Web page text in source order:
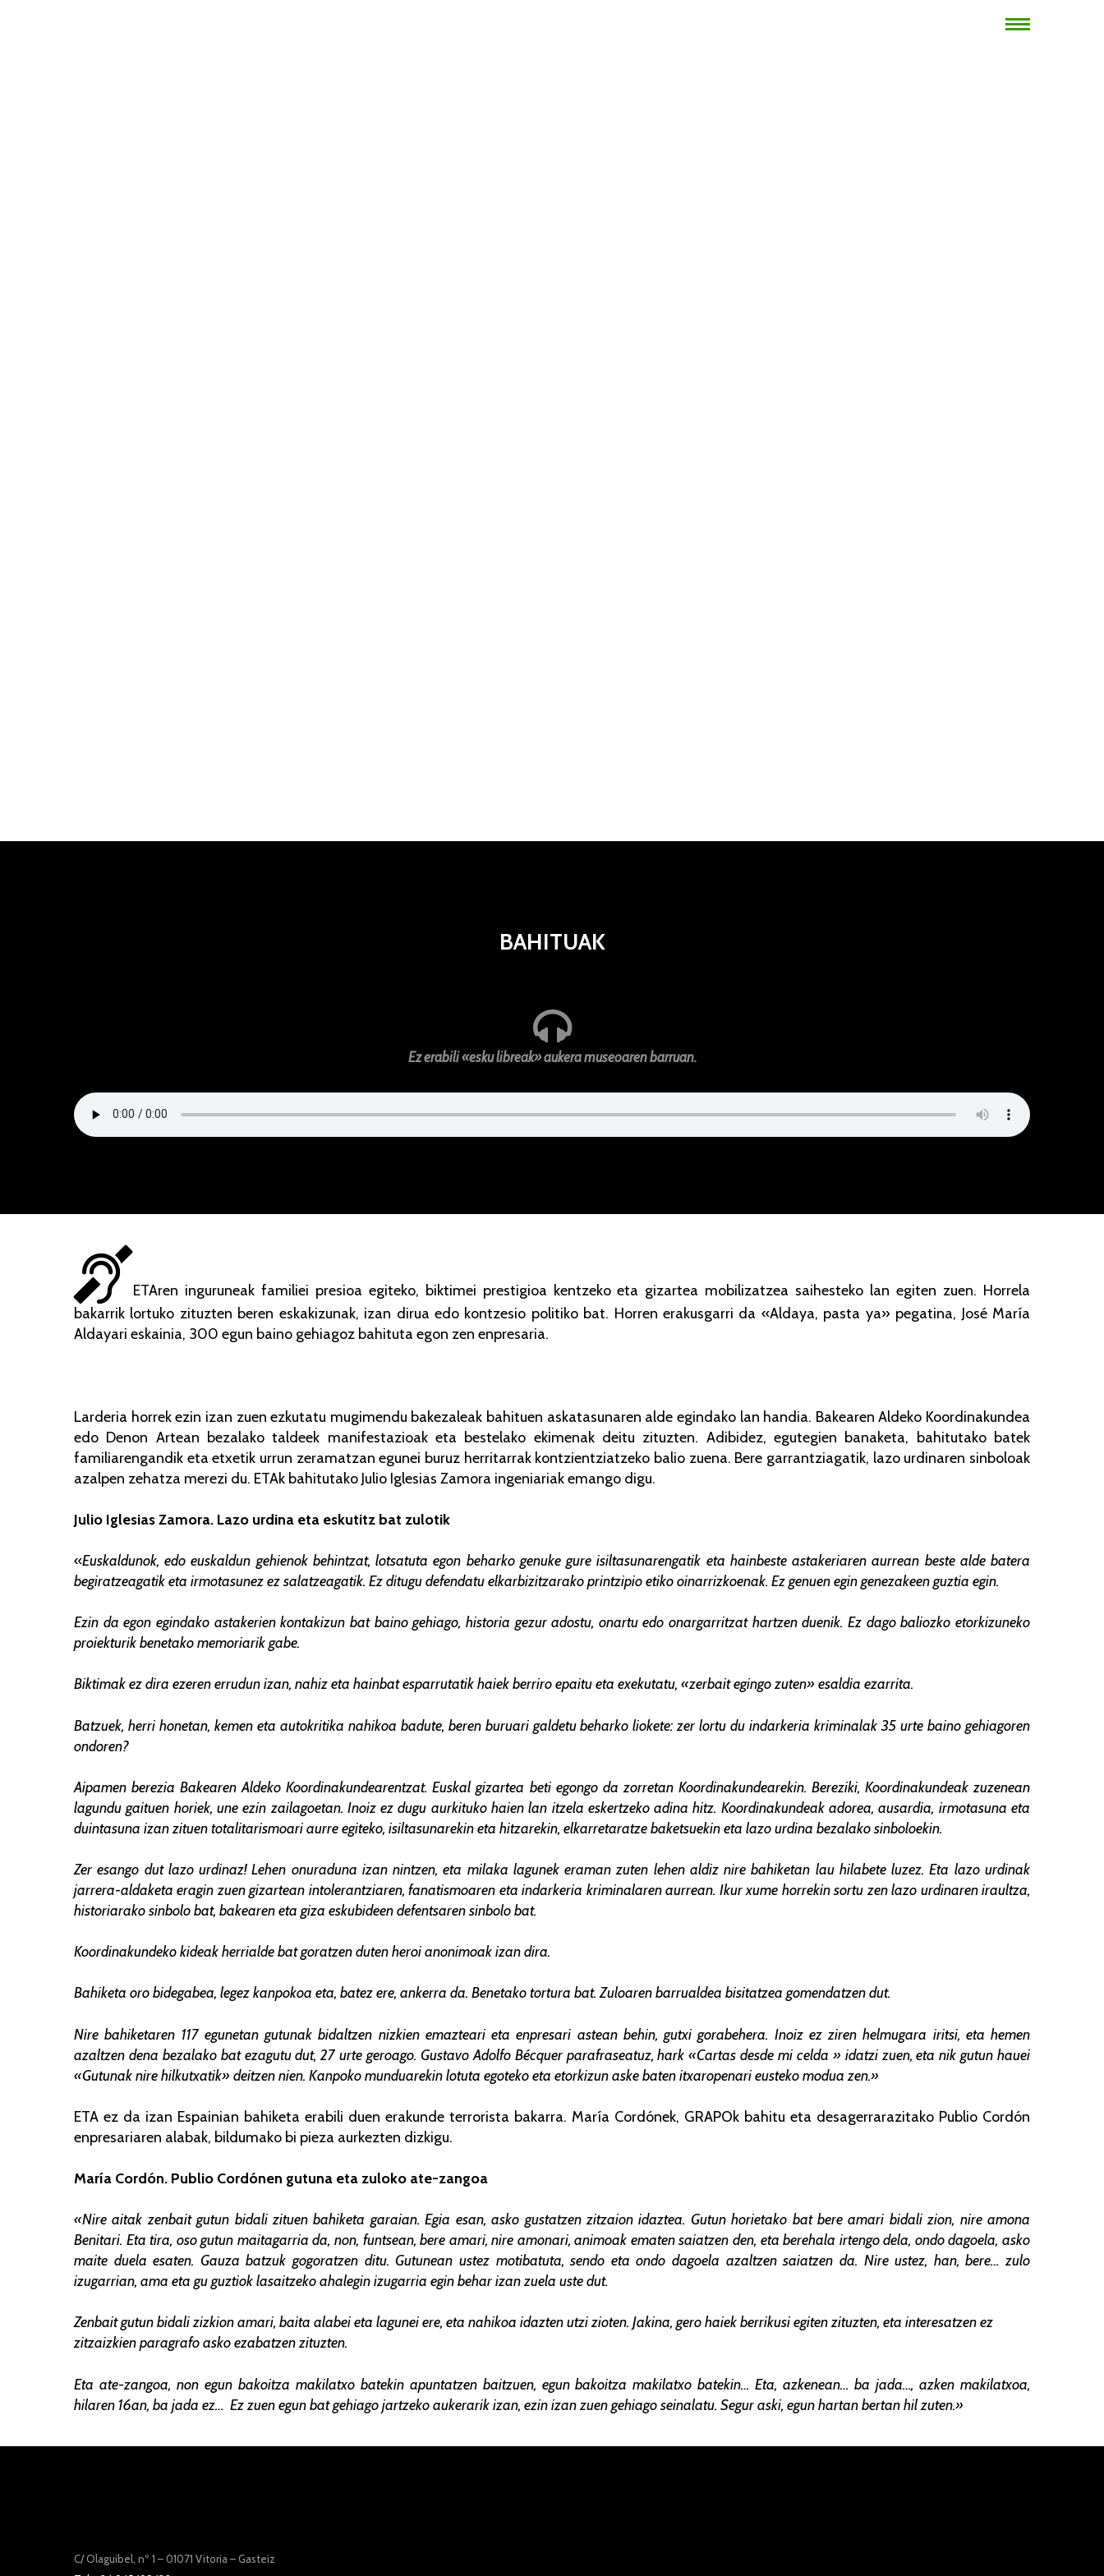
BAHITUAK
Ez erabili «esku libreak» aukera museoaren barruan.
ETAren inguruneak familiei presioa egiteko, biktimei prestigioa kentzeko eta gizartea mobilizatzea saihesteko lan egiten zuen. Horrela
bakarrik lortuko zituzten beren eskakizunak, izan dirua edo kontzesio politiko bat. Horren erakusgarri da «Aldaya, pasta ya» pegatina, José María
Aldayari eskainia, 300 egun baino gehiagoz bahituta egon zen enpresaria.
Larderia horrek ezin izan zuen ezkutatu mugimendu bakezaleak bahituen askatasunaren alde egindako lan handia. Bakearen Aldeko Koordinakundea
edo Denon Artean bezalako taldeek manifestazioak eta bestelako ekimenak deitu zituzten. Adibidez, egutegien banaketa, bahitutako batek
familiarengandik eta etxetik urrun zeramatzan egunei buruz herritarrak kontzientziatzeko balio zuena. Bere garrantziagatik, lazo urdinaren sinboloak
azalpen zehatza merezi du. ETAk bahitutako Julio Iglesias Zamora ingeniariakemango digu.
Julio Iglesias Zamora. Lazo urdina eta eskutitz bat zulotik
«Euskaldunok, edo euskaldun gehienok behintzat, lotsatuta egon beharko genuke gure isiltasunarengatik eta hainbeste astakeriaren aurrean beste alde batera
begiratzeagatik eta irmotasunez ez salatzeagatik. Ez ditugu defendatu elkarbizitzarako printzipio etiko oinarrizkoenak. Ez genuen egin genezakeen guztia egin.
Ezin da egon egindako astakerien kontakizun bat baino gehiago, historia gezur adostu, onartu edo onargarritzat hartzen duenik. Ez dago baliozko etorkizuneko
proiekturik benetako memoriarik gabe.
Biktimak ez dira ezeren errudun izan, nahiz eta hainbat esparrutatik haiek berriro epaitu eta exekutatu, «zerbait egingo zuten» esaldia ezarrita.
Batzuek, herri honetan, kemen eta autokritika nahikoa badute, beren buruari galdetu beharko liokete: zer lortu du indarkeria kriminalak 35 urte baino gehiagoren
ondoren?
Aipamen berezia Bakearen Aldeko Koordinakundearentzat. Euskal gizartea beti egongo da zorretan Koordinakundearekin. Bereziki, Koordinakundeak zuzenean
lagundu gaituen horiek, une ezin zailagoetan. Inoiz ez dugu aurkituko haien lan itzela eskertzeko adina hitz. Koordinakundeak adorea, ausardia, irmotasuna eta
duintasuna izan zituen totalitarismoari aurre egiteko, isiltasunarekin eta hitzarekin, elkarretaratze baketsuekin eta lazo urdina bezalako sinboloekin.
Zer esango dut lazo urdinaz! Lehen onuraduna izan nintzen, eta milaka lagunek eraman zuten lehen aldiz nire bahiketan lau hilabete luzez. Eta lazo urdinak
jarrera-aldaketa eragin zuen gizartean intolerantziaren, fanatismoaren eta indarkeria kriminalaren aurrean. Ikur xume horrekin sortu zen lazo urdinaren iraultza,
historiarako sinbolo bat, bakearen eta giza eskubideen defentsaren sinbolo bat.
Koordinakundeko kideak herrialde bat goratzen duten heroi anonimoak izan dira.
Bahiketa oro bidegabea, legez kanpokoa eta, batez ere, ankerra da. Benetako tortura bat. Zuloaren barrualdea bisitatzea gomendatzen dut.
Nire bahiketaren 117 egunetan gutunak bidaltzen nizkien emazteari eta enpresari astean behin, gutxi gorabehera. Inoiz ez ziren helmugara iritsi, eta hemen
azaltzen dena bezalako bat ezagutu dut, 27 urte geroago. Gustavo Adolfo Bécquer parafraseatuz, hark «Cartas desde mi celda » idatzi zuen, eta nik gutun hauei
«Gutunak nire hilkutxatik» deitzen nien. Kanpoko munduarekin lotuta egoteko eta etorkizun aske baten itxaropenari eusteko modua zen.»
ETA ez da izan Espainian bahiketa erabili duen erakunde terrorista bakarra. María Cordónek, GRAPOk bahitu eta desagerrarazitako Publio Cordón
enpresariaren alabak, bildumako bi pieza aurkezten dizkigu.
María Cordón. Publio Cordónen gutuna eta zuloko ate-zangoa
«Nire aitak zenbait gutun bidali zituen bahiketa garaian. Egia esan, asko gustatzen zitzaion idaztea. Gutun horietako bat bere amari bidali zion, nire amona
Benitari. Eta tira, oso gutun maitagarria da, non, funtsean, bere amari, nire amonari, animoak ematen saiatzen den, eta berehala irtengo dela, ondo dagoela, asko
maite duela esaten. Gauza batzuk gogoratzen ditu. Gutunean ustez motibatuta, sendo eta ondo dagoela azaltzen saiatzen da. Nire ustez, han, bere… zulo
izugarrian, ama eta gu guztiok lasaitzeko ahalegin izugarria egin behar izan zuela uste dut.
Zenbait gutun bidali zizkion amari, baita alabei eta lagunei ere, eta nahikoa idazten utzi zioten. Jakina, gero haiek berrikusi egiten zituzten, eta interesatzen ez
zitzaizkien paragrafo asko ezabatzen zituzten.
Eta ate-zangoa, non egun bakoitza makilatxo batekin apuntatzen baitzuen, egun bakoitza makilatxo batekin… Eta, azkenean… ba jada…, azken makilatxoa,
hilaren 16an, ba jada ez… Ez zuen egun bat gehiago jartzeko aukerarik izan, ezin izan zuen gehiago seinalatu. Segur aski, egun hartan bertan hil zuten.»
C/ Olaguibel, nº 1 – 01071 Vitoria – Gasteiz